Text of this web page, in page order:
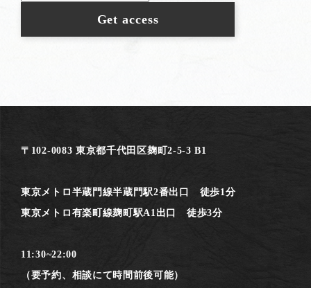
〒102-0083 東京都千代田区麹町2-5-3 B1
東京メトロ半蔵門線半蔵門駅2番出口 徒歩1分
東京メトロ有楽町線麹町駅A1出口 徒歩3分
11:30~22:00
（要予約、相談にて時間前後可能）